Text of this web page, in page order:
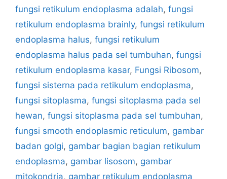
fungsi retikulum endoplasma adalah, fungsi
retikulum endoplasma brainly, fungsi retikulum
endoplasma halus, fungsi retikulum
endoplasma halus pada sel tumbuhan, fungsi
retikulum endoplasma kasar, Fungsi Ribosom,
fungsi sisterna pada retikulum endoplasma,
fungsi sitoplasma, fungsi sitoplasma pada sel
hewan, fungsi sitoplasma pada sel tumbuhan,
fungsi smooth endoplasmic reticulum, gambar
badan golgi, gambar bagian bagian retikulum
endoplasma, gambar lisosom, gambar
mitokondria, gambar retikulum endoplasma